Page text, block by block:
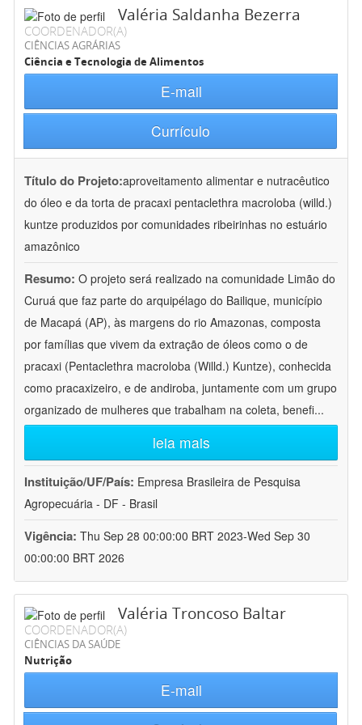
Valéria Saldanha Bezerra
COORDENADOR(A)
CIÊNCIAS AGRÁRIAS
Ciência e Tecnologia de Alimentos
E-mail
Currículo
Título do Projeto:aproveitamento alimentar e nutracêutico
do óleo e da torta de pracaxi pentaclethra macroloba (willd.)
kuntze produzidos por comunidades ribeirinhas no estuário
amazônico
Resumo: O projeto será realizado na comunidade Limão do
Curuá que faz parte do arquipélago do Bailique, município
de Macapá (AP), às margens do rio Amazonas, composta
por famílias que vivem da extração de óleos como o de
pracaxi (Pentaclethra macroloba (Willd.) Kuntze), conhecida
como pracaxizeiro, e de andiroba, juntamente com um grupo
organizado de mulheres que trabalham na coleta, benefi...
leia mais
Instituição/UF/País: Empresa Brasileira de Pesquisa
Agropecuária - DF - Brasil
Vigência: Thu Sep 28 00:00:00 BRT 2023-Wed Sep 30
00:00:00 BRT 2026
Valéria Troncoso Baltar
COORDENADOR(A)
CIÊNCIAS DA SAÚDE
Nutrição
E-mail